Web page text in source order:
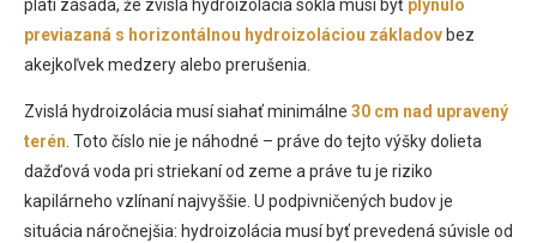
platí zásada, že zvislá hydroizolácia sokla musí byť plynulo
previazaná s horizontálnou hydroizoláciou základov bez
akejkoľvek medzery alebo prerušenia.
Zvislá hydroizolácia musí siahať minimálne 30 cm nad upravený
terén . Toto číslo nie je náhodné – práve do tejto výšky dolieta
dažďová voda pri striekaní od zeme a práve tu je riziko
kapilárneho vzlínaní najvyššie. U podpivničených budov je
situácia náročnejšia: hydroizolácia musí byť prevedená súvisle od